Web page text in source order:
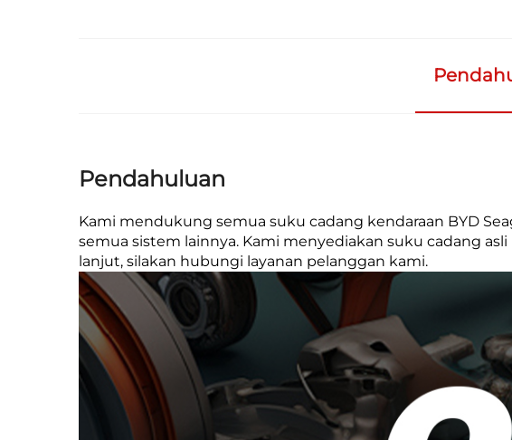
Pendahuluan
Kami mendukung semua suku cadang kendaraan BYD
semua sistem lainnya. Kami menyediakan suku cadang
lanjut, silakan hubungi layanan pelanggan kami.